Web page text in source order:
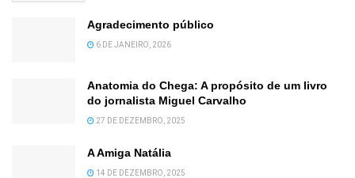
Agradecimento público
6 DE JANEIRO, 2026
Anatomia do Chega: A propósito de um livro
do jornalista Miguel Carvalho
27 DE DEZEMBRO, 2025
A Amiga Natália
14 DE DEZEMBRO, 2025